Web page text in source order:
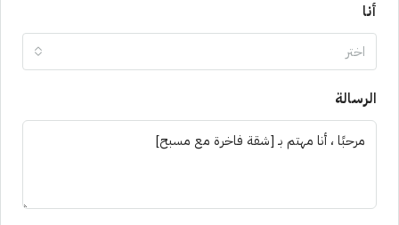
أنا
اختر
الرسالة